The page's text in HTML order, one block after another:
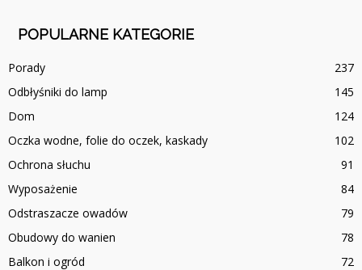
POPULARNE KATEGORIE
Porady
237
Odbłyśniki do lamp
145
Dom
124
Oczka wodne, folie do oczek, kaskady
102
Ochrona słuchu
91
Wyposażenie
84
Odstraszacze owadów
79
Obudowy do wanien
78
Balkon i ogród
72